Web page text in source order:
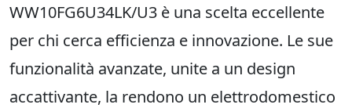
WW10FG6U34LK/U3 è una scelta eccellente
per chi cerca efficienza e innovazione. Le sue
funzionalità avanzate, unite a un design
accattivante, la rendono un elettrodomestico